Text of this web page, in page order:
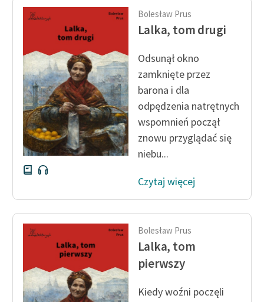
skandynawskiej literatury
feministycznej
Ręce pełne poezji
Kolekcje edukacyjne
twórców przechodzących
do domeny publicznej,
lektur szkolnych oraz
Starego Testamentu
Odkurzamy bohaterów
Szkoła Poezji Wolnych
O nas
Kontakt
Zespół
Bolesław Prus
Lalka, tom drugi
Odsunął okno
zamknięte przez
barona i dla
odpędzenia natrętnych
wspomnień począł
znowu przyglądać się
niebu...
Czytaj więcej
Bolesław Prus
Lalka, tom
pierwszy
Kiedy woźni poczęli